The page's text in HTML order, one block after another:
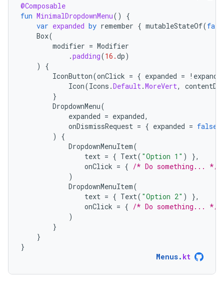
@Composable
fun MinimalDropdownMenu()
{
var expanded by remember { mutableStateOf(
Box(
modifier = Modifier
.padding(16.dp)
)
{
IconButton(onClick = { expanded = !
Icon(Icons .Default.MoreVert,
}
DropdownMenu(
expanded = expanded,
onDismissRequest = { expanded = false
)
{
DropdownMenuItem(
text = { Text( "Option 1" )
},
onClick = { /* Do something... */
)
DropdownMenuItem(
text = { Text( "Option 2" )
},
onClick = { /* Do something... */
)
}
}
}
Menus. kt